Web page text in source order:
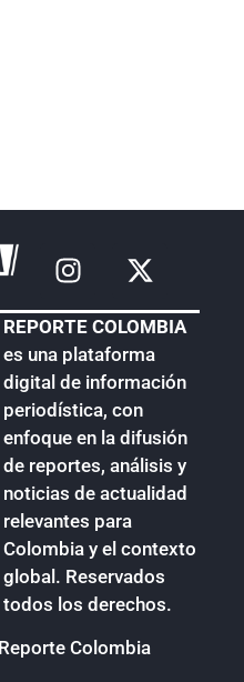
REPORTE COLOMBIA
es una plataforma
digital de información
periodística, con
enfoque en la difusión
de reportes, análisis y
noticias de actualidad
relevantes para
Colombia y el contexto
global. Reservados
todos los derechos.
Colombia